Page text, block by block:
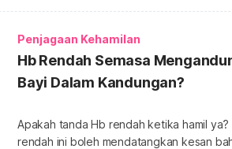
semakin ke depan, sakit belakang dan
Penjagaan Kehamilan
Hb Rendah Semasa
Bayi Dalam Kandungan?
Apakah tanda Hb rendah ketika hamil
rendah ini boleh mendatangkan kesan